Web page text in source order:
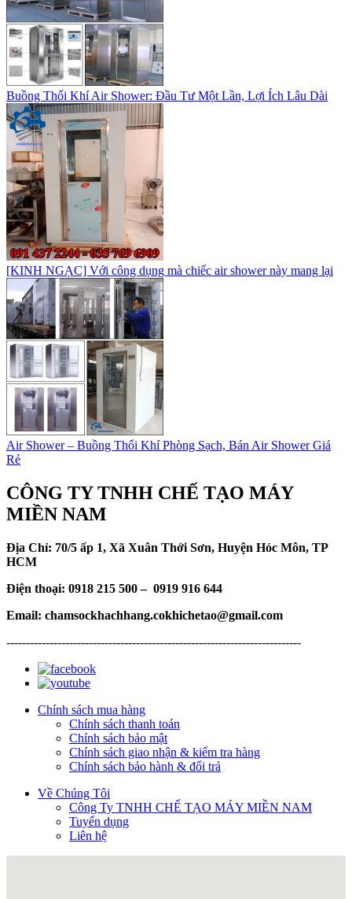
Buồng Thổi Khí Air Shower: Đầu Tư Một Lần, Lợi Ích Lâu Dài
[KINH NGẠC] Với công dụng mà chiếc air shower này mang lại
Air Shower – Buồng Thổi Khí Phòng Sạch, Bán Air Shower Giá
Rẻ
CÔNG TY TNHH CHẾ TẠO MÁY
MIỀN NAM
Địa Chỉ: 70/5 ấp 1, Xã Xuân Thới Sơn, Huyện Hóc Môn, TP
HCM
Điện thoại: 0918 215 500 – 0919 916 644
Email: chamsockhachhang.cokhichetao@gmail.com
---------------------------------------------------------------------------
Chính sách mua hàng
Chính sách thanh toán
Chính sách bảo mật
Chính sách giao nhận & kiểm tra hàng
Chính sách bảo hành & đổi trả
Về Chúng Tôi
Công Ty TNHH CHẾ TẠO MÁY MIỀN NAM
Tuyển dụng
Liên hệ